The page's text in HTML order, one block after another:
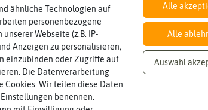
ähnliche Technologien auf
personenbezogene
Webseite (z.B. IP-
Anzeigen zu personalisieren,
einzubinden oder Zugriffe auf
Die Datenverarbeitung
Cookies. Wir teilen diese Daten
benennen.
Alle
Alle
Auswahl